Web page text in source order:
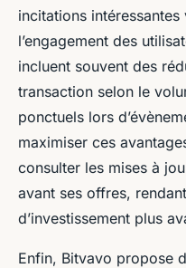
incitations
l’engagement des
incluent souvent des
transaction selon le
ponctuels lors
maximiser ces
consulter les mises à
avant ses offres,
d’investissement plus
Enfin, Bitvavo propose